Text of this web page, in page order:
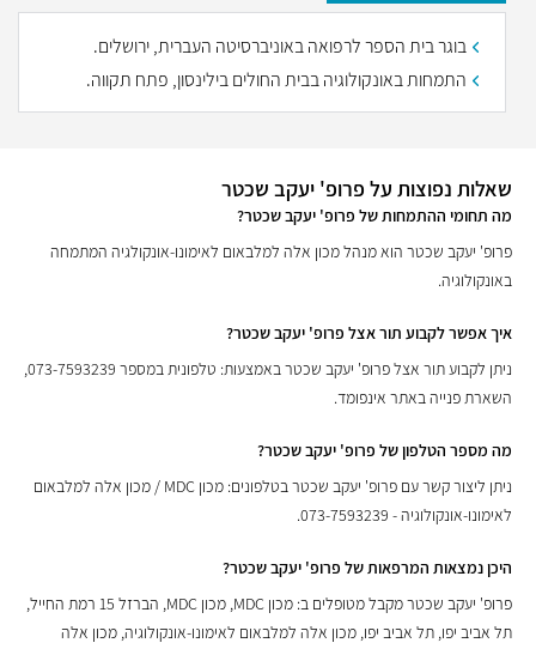
בוגר בית הספר לרפואה באוניברסיטה העברית, ירושלים.
התמחות באונקולוגיה בבית החולים בילינסון, פתח תקווה.
שאלות נפוצות על פרופ' יעקב שכטר
מה תחומי ההתמחות של פרופ' יעקב שכטר?
פרופ' יעקב שכטר הוא מנהל מכון אלה למלבאום לאימונו-אונקולגיה המתמחה
באונקולוגיה.
איך אפשר לקבוע תור אצל פרופ' יעקב שכטר?
ניתן לקבוע תור אצל פרופ' יעקב שכטר באמצעות: טלפונית במספר 073-7593239,
השארת פנייה באתר אינפומד.
מה מספר הטלפון של פרופ' יעקב שכטר?
ניתן ליצור קשר עם פרופ' יעקב שכטר בטלפונים: מכון MDC / מכון אלה למלבאום
לאימונו-אונקולוגיה - 073-7593239.
היכן נמצאות המרפאות של פרופ' יעקב שכטר?
פרופ' יעקב שכטר מקבל מטופלים ב: מכון MDC, מכון MDC, הברזל 15 רמת החייל,
תל אביב יפו, תל אביב יפו, מכון אלה למלבאום לאימונו-אונקולוגיה, מכון אלה